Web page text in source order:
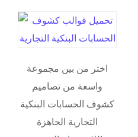
اختر من بين مجموعة
واسعة من تصاميم
كشوف الحسابات البنكية
التجارية الجاهزة